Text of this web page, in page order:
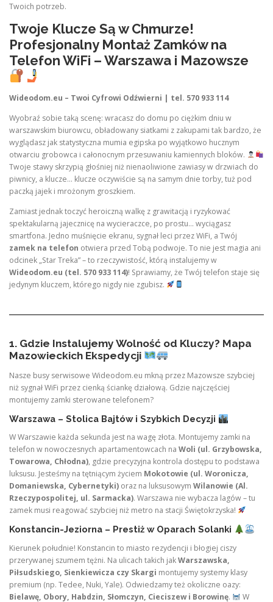
Twoich potrzeb.
Twoje Klucze Są w Chmurze!
Profesjonalny Montaż Zamków na
Telefon WiFi – Warszawa i Mazowsze
Wideodom.eu – Twoi Cyfrowi Odźwierni | tel. 570 933 114
Wyobraź sobie taką scenę: wracasz do domu po ciężkim dniu w
warszawskim biurowcu, obładowany siatkami z zakupami tak bardzo, że
wyglądasz jak statystyczna mumia egipska po wyjątkowo hucznym
otwarciu grobowca i całonocnym przesuwaniu kamiennych bloków.
Twoje stawy skrzypią głośniej niż nienaoliwione zawiasy w drzwiach do
piwnicy, a klucze… klucze oczywiście są na samym dnie torby, tuż pod
paczką jajek i mrożonym groszkiem.
Zamiast jednak toczyć heroiczną walkę z grawitacją i ryzykować
spektakularną jajecznicę na wycieraczce, po prostu… wyciągasz
smartfona. Jedno muśnięcie ekranu, sygnał leci przez WiFi, a Twój
zamek na telefon otwiera przed Tobą podwoje. To nie jest magia ani
odcinek „Star Treka” – to rzeczywistość, którą instalujemy w
Wideodom.eu (tel. 570 933 114)! Sprawiamy, że Twój telefon staje się
jedynym kluczem, którego nigdy nie zgubisz.
1. Gdzie Instalujemy Wolność od Kluczy? Mapa
Mazowieckich Ekspedycji
Nasze busy serwisowe Wideodom.eu mkną przez Mazowsze szybciej
niż sygnał WiFi przez cienką ściankę działową. Gdzie najczęściej
montujemy zamki sterowane telefonem?
Warszawa – Stolica Bajtów i Szybkich Decyzji
W Warszawie każda sekunda jest na wagę złota. Montujemy zamki na
telefon w nowoczesnych apartamentowcach na Woli (ul. Grzybowska,
Towarowa, Chłodna), gdzie precyzyjna kontrola dostępu to podstawa
luksusu. Jesteśmy na tętniącym życiem Mokotowie (ul. Woronicza,
Domaniewska, Cybernetyki) oraz na luksusowym Wilanowie (Al.
Rzeczypospolitej, ul. Sarmacka). Warszawa nie wybacza lagów – tu
zamek musi reagować szybciej niż metro na stacji Świętokrzyska!
Konstancin-Jeziorna – Prestiż w Oparach Solanki
Kierunek południe! Konstancin to miasto rezydencji i błogiej ciszy
przerywanej szumem tężni. Na ulicach takich jakWarszawska,
Piłsudskiego, Sienkiewicza czy Skargi montujemy systemy klasy
premium (np. Tedee, Nuki, Yale). Odwiedzamy też okoliczne oazy:
Bielawę, Obory, Habdzin, Słomczyn, Cieciszew i Borowinę. W